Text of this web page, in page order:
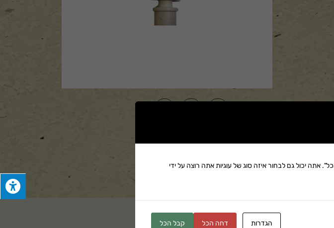
שתף:
זמן אספקה:עד 8 ימי עסקים
אתה יכול גם לבחור איזה סוג של עוגיות אתה רוצה על ידי
הגדרות דחה הכל קבל הכל